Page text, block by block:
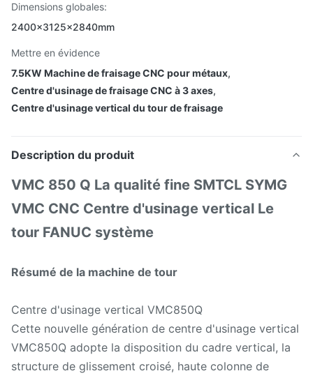
Dimensions globales:
2400x3125x2840mm
Mettre en évidence
7.5KW Machine de fraisage CNC pour métaux,
Centre d'usinage de fraisage CNC à 3 axes,
Centre d'usinage vertical du tour de fraisage
Description du produit
VMC 850 Q La qualité fine SMTCL SYMG
VMC CNC Centre d'usinage vertical Le
tour FANUC système
Résumé de la machine de tour
Centre d'usinage vertical VMC850Q
Cette nouvelle génération de centre d'usinage vertical
VMC850Q adopte la disposition du cadre vertical, la
structure de glissement croisé, haute colonne de